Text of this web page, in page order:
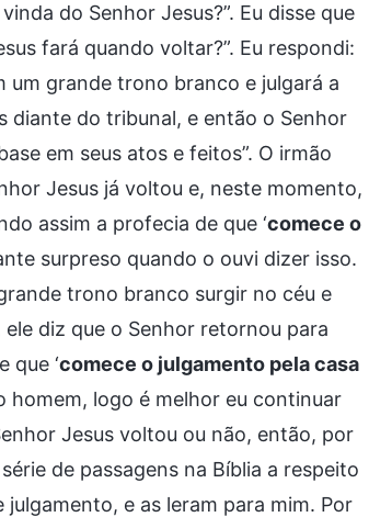
do Senhor Jesus?”. Eu disse que
fará quando voltar?”. Eu respondi:
um grande trono branco e julgará a
diante do tribunal, e então o Senhor
em seus atos e feitos”. O irmão
Jesus já voltou e, neste momento,
assim a profecia de que ‘comece o
surpreso quando o ouvi dizer isso.
trono branco surgir no céu e
diz que o Senhor retornou para
que ‘comece o julgamento pela casa
homem, logo é melhor eu continuar
Jesus voltou ou não, então, por
de passagens na Bíblia a respeito
e as leram para mim. Por